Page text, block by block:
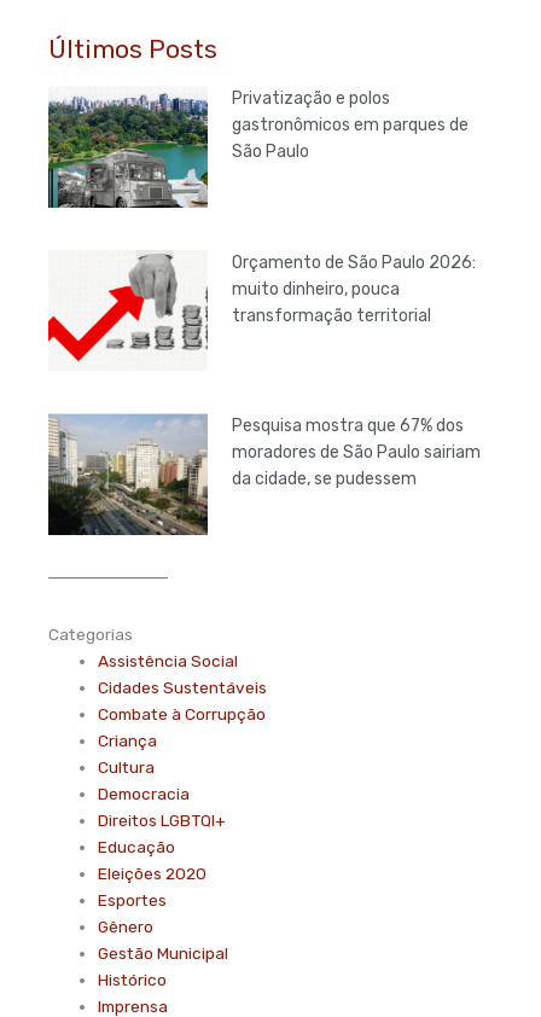
Últimos Posts
Privatização e polos
gastronômicos em parques de
São Paulo
Orçamento de São Paulo 2026:
muito dinheiro, pouca
transformação territorial
Pesquisa mostra que 67% dos
moradores de São Paulo sairiam
da cidade, se pudessem
Categorias
Assistência Social
Cidades Sustentáveis
Combate à Corrupção
Criança
Cultura
Democracia
Direitos LGBTQI+
Educação
Eleições 2020
Esportes
Gênero
Gestão Municipal
Histórico
Imprensa